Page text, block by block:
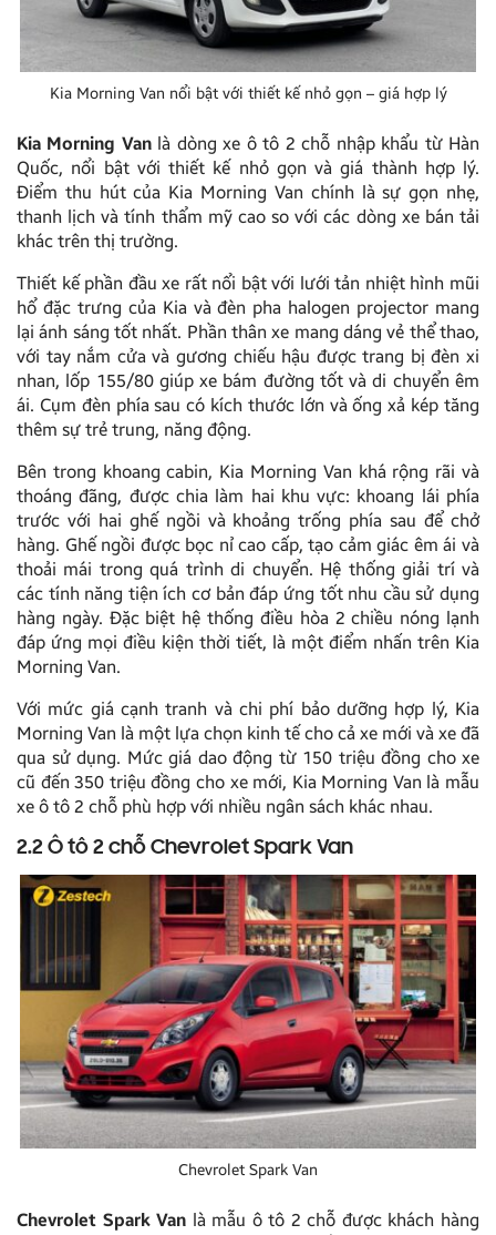
Kia Morning Van nổi bật với thiết kế nhỏ gọn – giá hợp lý
Kia Morning Vanlà dòng xe ô tô 2 chỗ nhập khẩu từ Hàn
Quốc, nổi bật với thiết kế nhỏ gọn và giá thành hợp lý.
Điểm thu hút của Kia Morning Van chính là sự gọn nhẹ,
thanh lịch và tính thẩm mỹ cao so với các dòng xe bán tải
khác trên thị trường.
Thiết kế phần đầu xe rất nổi bật với lưới tản nhiệt hình mũi
hổ đặc trưng của Kia và đèn pha halogen projector mang
lại ánh sáng tốt nhất. Phần thân xe mang dáng vẻ thể thao,
với tay nắm cửa và gương chiếu hậu được trang bị đèn xi
nhan, lốp 155/80 giúp xe bám đường tốt và di chuyển êm
ái. Cụm đèn phía sau có kích thước lớn và ống xả kép tăng
thêm sự trẻ trung, năng động.
Bên trong khoang cabin, Kia Morning Van khá rộng rãi và
thoáng đãng, được chia làm hai khu vực: khoang lái phía
trước với hai ghế ngồi và khoảng trống phía sau để chở
hàng. Ghế ngồi được bọc nỉ cao cấp, tạo cảm giác êm ái và
thoải mái trong quá trình di chuyển. Hệ thống giải trí và
các tính năng tiện ích cơ bản đáp ứng tốt nhu cầu sử dụng
hàng ngày. Đặc biệt hệ thống điều hòa 2 chiều nóng lạnh
đáp ứng mọi điều kiện thời tiết, là một điểm nhấn trên Kia
Morning Van.
Với mức giá cạnh tranh và chi phí bảo dưỡng hợp lý, Kia
Morning Van là một lựa chọn kinh tế cho cả xe mới và xe đã
qua sử dụng. Mức giá dao động từ 150 triệu đồng cho xe
cũ đến 350 triệu đồng cho xe mới, Kia Morning Van là mẫu
xe ô tô 2 chỗ phù hợp với nhiều ngân sách khác nhau.
2.2 Ô tô 2 chỗ Chevrolet Spark Van
Chevrolet Spark Van
Chevrolet Spark Van là mẫu ô tô 2 chỗ được khách hàng